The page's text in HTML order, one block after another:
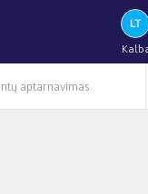
aptarnavimas